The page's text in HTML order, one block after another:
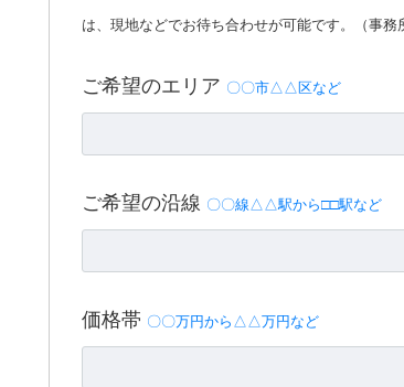
は、現地などでお待ち合わせが可能です。（事
ご希望のエリア 〇〇市△△区など
ご希望の沿線 〇〇線△△駅から□□駅など
価格帯 〇〇万円から△△万円など